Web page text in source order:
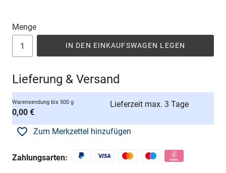
Menge
IN DEN EINKAUFSWAGEN LEGEN
Lieferung & Versand
Warensendung bis 500 g
0,00 €
Lieferzeit max. 3 Tage
Zum Merkzettel hinzufügen
Zahlungsarten: